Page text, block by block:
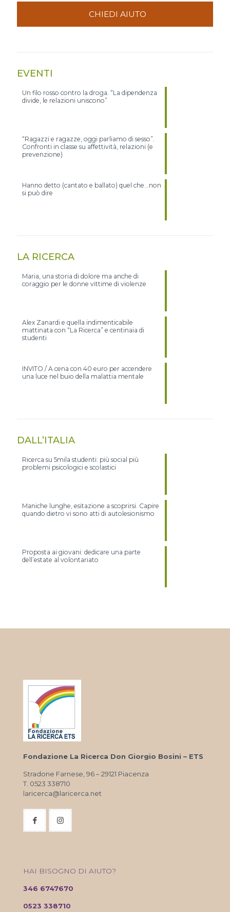
CHIEDI AIUTO
EVENTI
Un filo rosso contro la droga. “La dipendenza
divide, le relazioni uniscono”
“Ragazzi e ragazze, oggi parliamo di sesso”.
Confronti in classe su affettività, relazioni (e
prevenzione)
Hanno detto (cantato e ballato) quel che…non
si può dire
LA RICERCA
Maria, una storia di dolore ma anche di
coraggio per le donne vittime di violenze
Alex Zanardi e quella indimenticabile
mattinata con “La Ricerca” e centinaia di
studenti
INVITO / A cena con 40 euro per accendere
una luce nel buio della malattia mentale
DALL’ITALIA
Ricerca su 5mila studenti: più social più
problemi psicologici e scolastici
Maniche lunghe, esitazione a scoprirsi. Capire
quando dietro vi sono atti di autolesionismo
Proposta ai giovani: dedicare una parte
dell’estate al volontariato
Fondazione La Ricerca Don Giorgio Bosini – ETS
Stradone Farnese, 96 – 29121 Piacenza
T. 0523 338710
laricerca@laricerca.net
HAI BISOGNO DI AIUTO?
346 6747670
0523 338710